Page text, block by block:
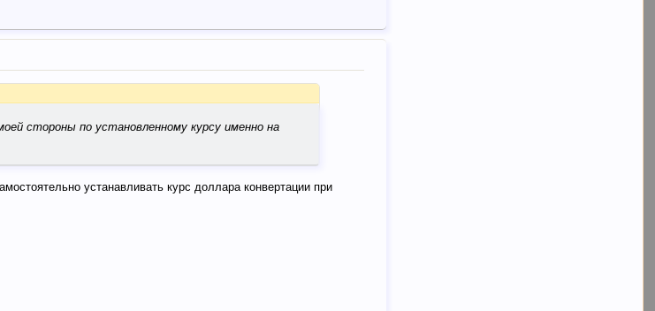
стороны по установленному курсу именно на
устанавливать курс доллара конвертации при